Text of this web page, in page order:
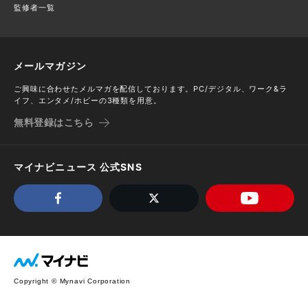
監修者一覧
メールマガジン
ご興味に合わせたメルマガを配信しております。PC/デジタル、ワーク&ラ
イフ、エンタメ/ホビーの3種類を用意。
無料登録はこちら
マイナビニュース 公式SNS
Copyright © Mynavi Corporation